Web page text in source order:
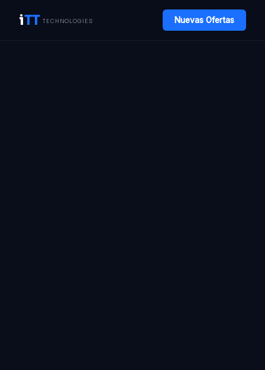
iTT TECHNOLOGIES Nuevas Ofertas